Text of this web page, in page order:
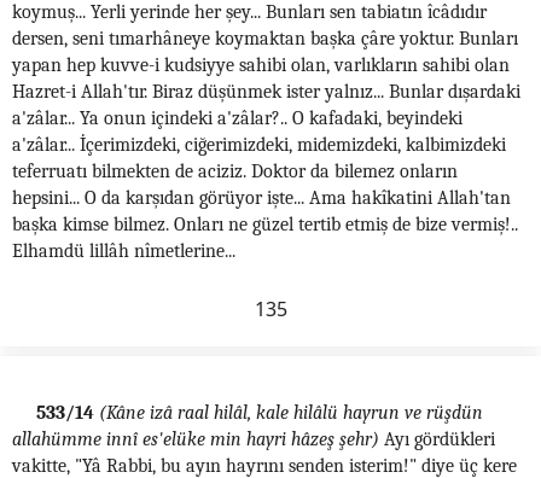
koymuş... Yerli yerinde her şey... Bunları sen tabiatın îcâdıdır
dersen, seni tımarhâneye koymaktan başka çâre yoktur. Bunları
yapan hep kuvve-i kudsiyye sahibi olan, varlıkların sahibi olan
Hazret-i Allah'tır. Biraz düşünmek ister yalnız... Bunlar dışardaki
a'zâlar... Ya onun içindeki a'zâlar?.. O kafadaki, beyindeki
a'zâlar... İçerimizdeki, ciğerimizdeki, midemizdeki, kalbimizdeki
teferruatı bilmekten de aciziz. Doktor da bilemez onların
hepsini... O da karşıdan görüyor işte... Ama hakîkatini Allah'tan
başka kimse bilmez. Onları ne güzel tertib etmiş de bize vermiş!..
Elhamdü lillâh nîmetlerine...
135
533/14 (Kâne izâ raal hilâl, kale hilâlü hayrun ve rüşdün
allahümme innî es'elüke min hayri hâzeş şehr) Ayı gördükleri
vakitte, "Yâ Rabbi, bu ayın hayrını senden isterim!" diye üç kere